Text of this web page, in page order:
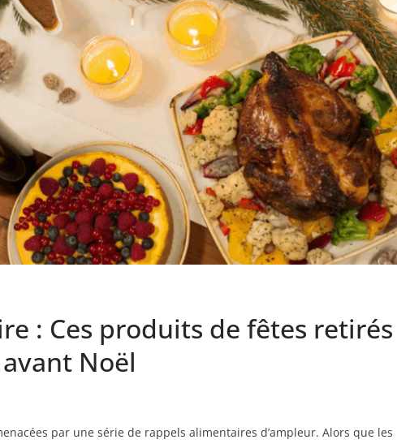
: Ces produits de fêtes retirés
Noël
par une série de rappels alimentaires d’ampleur. Alors que les